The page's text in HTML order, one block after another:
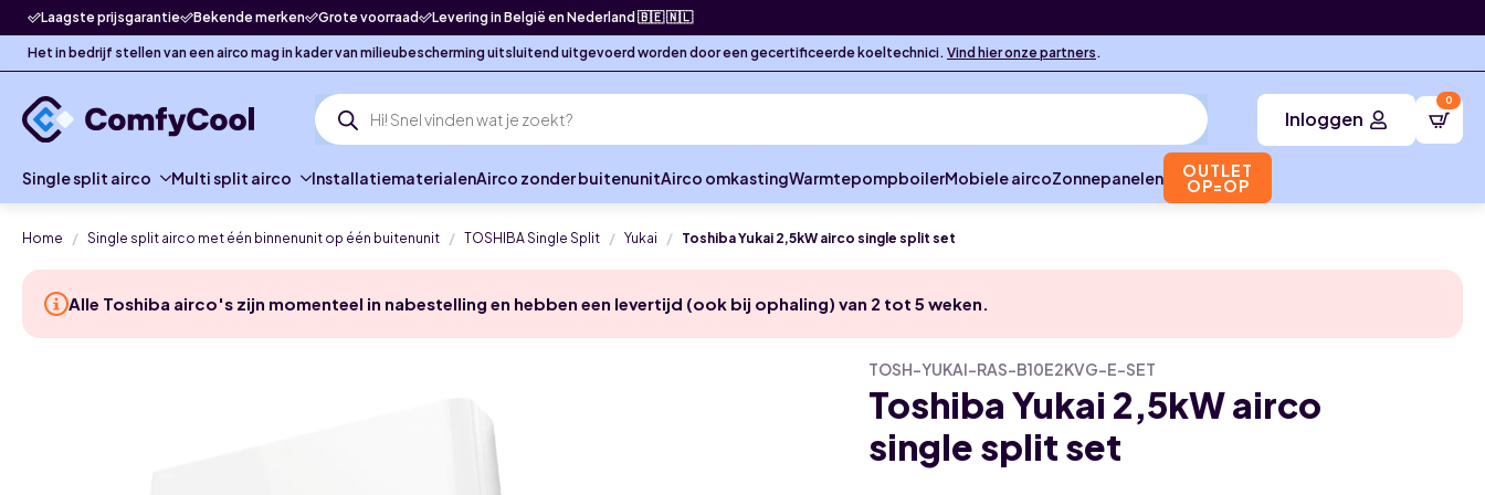
Laagste prijsgarantie Bekende merken Grote voorraad Levering in België en Nederland 🇧🇪 🇳🇱
Het in bedrijf stellen van een airco mag in kader van milieubescherming uitsluitend uitgevoerd worden door een gecertificeerde koeltechnici. Vind hier onze partners.
Producten
zoeken Inloggen
0
Single split airco Multi split airco InstallatiematerialenAirco zonder buitenunitAirco omkastingWarmtepompboilerMobiele aircoZonnepanelen OUTLET
OP=OP
Home Single split airco met één binnenunit op één buitenunit TOSHIBA Single Split Yukai Toshiba Yukai 2,5kW airco single split set
Alle Toshiba airco's zijn momenteel in nabestelling en hebben een levertijd (ook bij ophaling) van 2 tot 5 weken.
TOSH-YUKAI-RAS-B10E2KVG-E-SET
Toshiba Yukai 2,5kW airco
single split set